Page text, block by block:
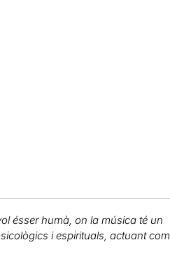
ésser humà, on la música té un
i espirituals, actuant com